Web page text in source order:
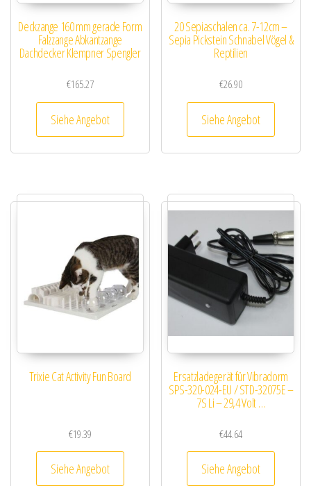
Deckzange 160 mm gerade Form
Falzzange Abkantzange
Dachdecker Klempner Spengler
€165.27
Siehe Angebot
20 Sepiaschalen ca. 7-12cm –
Sepia Pickstein Schnabel Vögel &
Reptilien
€26.90
Siehe Angebot
Trixie Cat Activity Fun Board
€19.39
Siehe Angebot
Ersatzladegerät für Vibradorm
SPS-320-024-EU / STD-32075E –
7S Li – 29,4 Volt …
€44.64
Siehe Angebot